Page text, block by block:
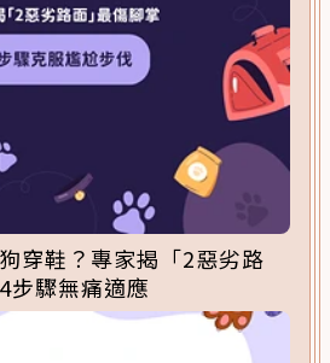
穿鞋？專家揭「2惡劣路
步驟無痛適應